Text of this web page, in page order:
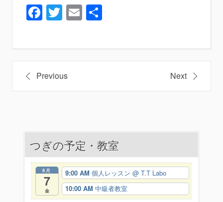
Facebook
Twitter
Email
投
稿
ビ
Previous Next
つぎの予定・教室
8月
7
金
9:00 AM 個人レッスン @ T.T Labo
10:00 AM 中級者教室